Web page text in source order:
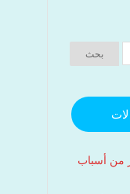
من أسباب